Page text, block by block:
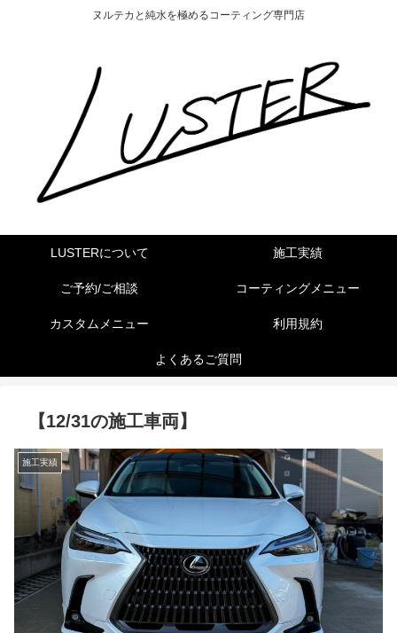
ヌルテカと純水を極めるコーティング専門店
LUSTERについて 施工実績
ご予約/ご相談 コーティングメニュー
カスタムメニュー 利用規約
よくあるご質問
【12/31の施工車両】
施工実績